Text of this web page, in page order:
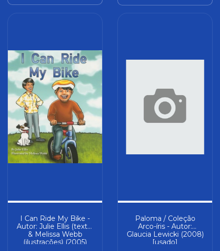
I Can Ride My Bike -
Autor: Julie Ellis (texto)
& Melissa Webb
(ilustrações) (2005)
Paloma / Coleção
Arco-íris - Autor:
Glaucia Lewicki (2008)
[usado]